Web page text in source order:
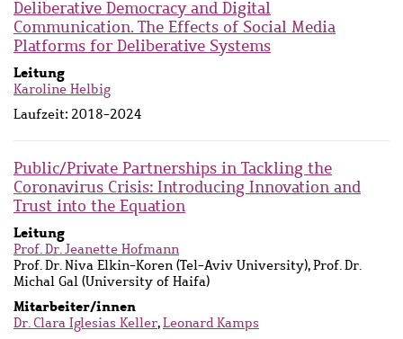
Deliberative Democracy and Digital
Communication. The Effects of Social Media
Platforms for Deliberative Systems
Leitung
Karoline Helbig
Laufzeit: 2018-2024
Public/Private Partnerships in Tackling the
Coronavirus Crisis: Introducing Innovation and
Trust into the Equation
Leitung
Prof. Dr. Jeanette Hofmann
Prof. Dr. Niva Elkin-Koren (Tel-Aviv University), Prof. Dr.
Michal Gal (University of Haifa)
Mitarbeiter/innen
Dr. Clara Iglesias Keller,Leonard Kamps